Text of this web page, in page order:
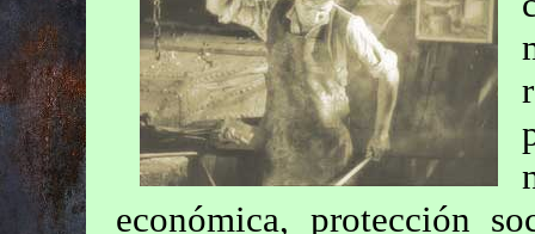
económica, protección